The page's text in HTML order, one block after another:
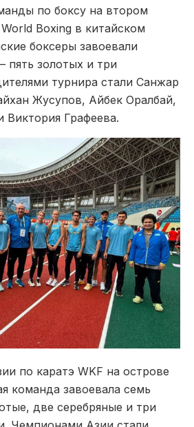
по боксу на втором
Boxing в китайском
боксеры завоевали
пять золотых и три
турнира стали Санжар
Жусупов, Айбек Оралбай,
Графеева.
по каратэ WKF на острове
команда завоевала семь
две серебряные и три